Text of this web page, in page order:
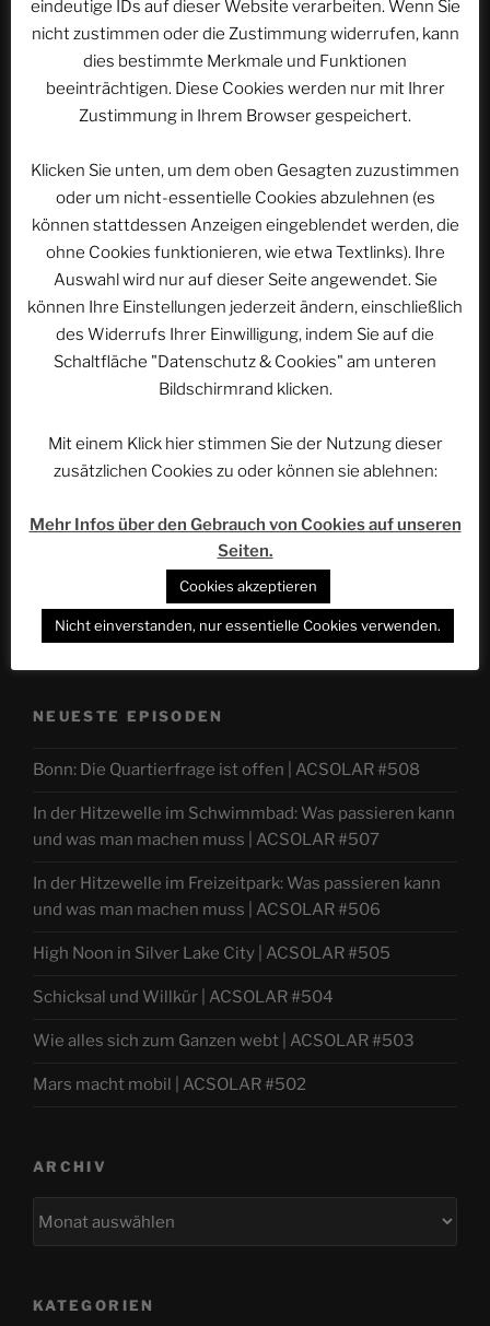
Nächster
Beitrag
WEITER
ACSOLAR #109: Arthur im Königreich der Minimoys
WEBSEITE DURCHSUCHEN
Suchen
nach:
Werbung
NEUESTE EPISODEN
Bonn: Die Quartierfrage ist offen | ACSOLAR #508
In der Hitzewelle im Schwimmbad: Was passieren kann
und was man machen muss | ACSOLAR #507
In der Hitzewelle im Freizeitpark: Was passieren kann
und was man machen muss | ACSOLAR #506
High Noon in Silver Lake City | ACSOLAR #505
Schicksal und Willkür | ACSOLAR #504
Wie alles sich zum Ganzen webt | ACSOLAR #503
Mars macht mobil | ACSOLAR #502
ARCHIV
KATEGORIEN
eindeutige IDs auf dieser Website verarbeiten. Wenn Sie
nicht zustimmen oder die Zustimmung widerrufen, kann
dies bestimmte Merkmale und Funktionen
beeinträchtigen. Diese Cookies werden nur mit Ihrer
Zustimmung in Ihrem Browser gespeichert.
Klicken Sie unten, um dem oben Gesagten zuzustimmen
oder um nicht-essentielle Cookies abzulehnen (es
können stattdessen Anzeigen eingeblendet werden, die
ohne Cookies funktionieren, wie etwa Textlinks). Ihre
Auswahl wird nur auf dieser Seite angewendet. Sie
können Ihre Einstellungen jederzeit ändern, einschließlich
des Widerrufs Ihrer Einwilligung, indem Sie auf die
Schaltfläche "Datenschutz & Cookies" am unteren
Bildschirmrand klicken.
Mit einem Klick hier stimmen Sie der Nutzung dieser
zusätzlichen Cookies zu oder können sie ablehnen:
Mehr Infos über den Gebrauch von Cookies auf unseren
Seiten.
Cookies akzeptieren
Nicht einverstanden, nur essentielle Cookies verwenden.